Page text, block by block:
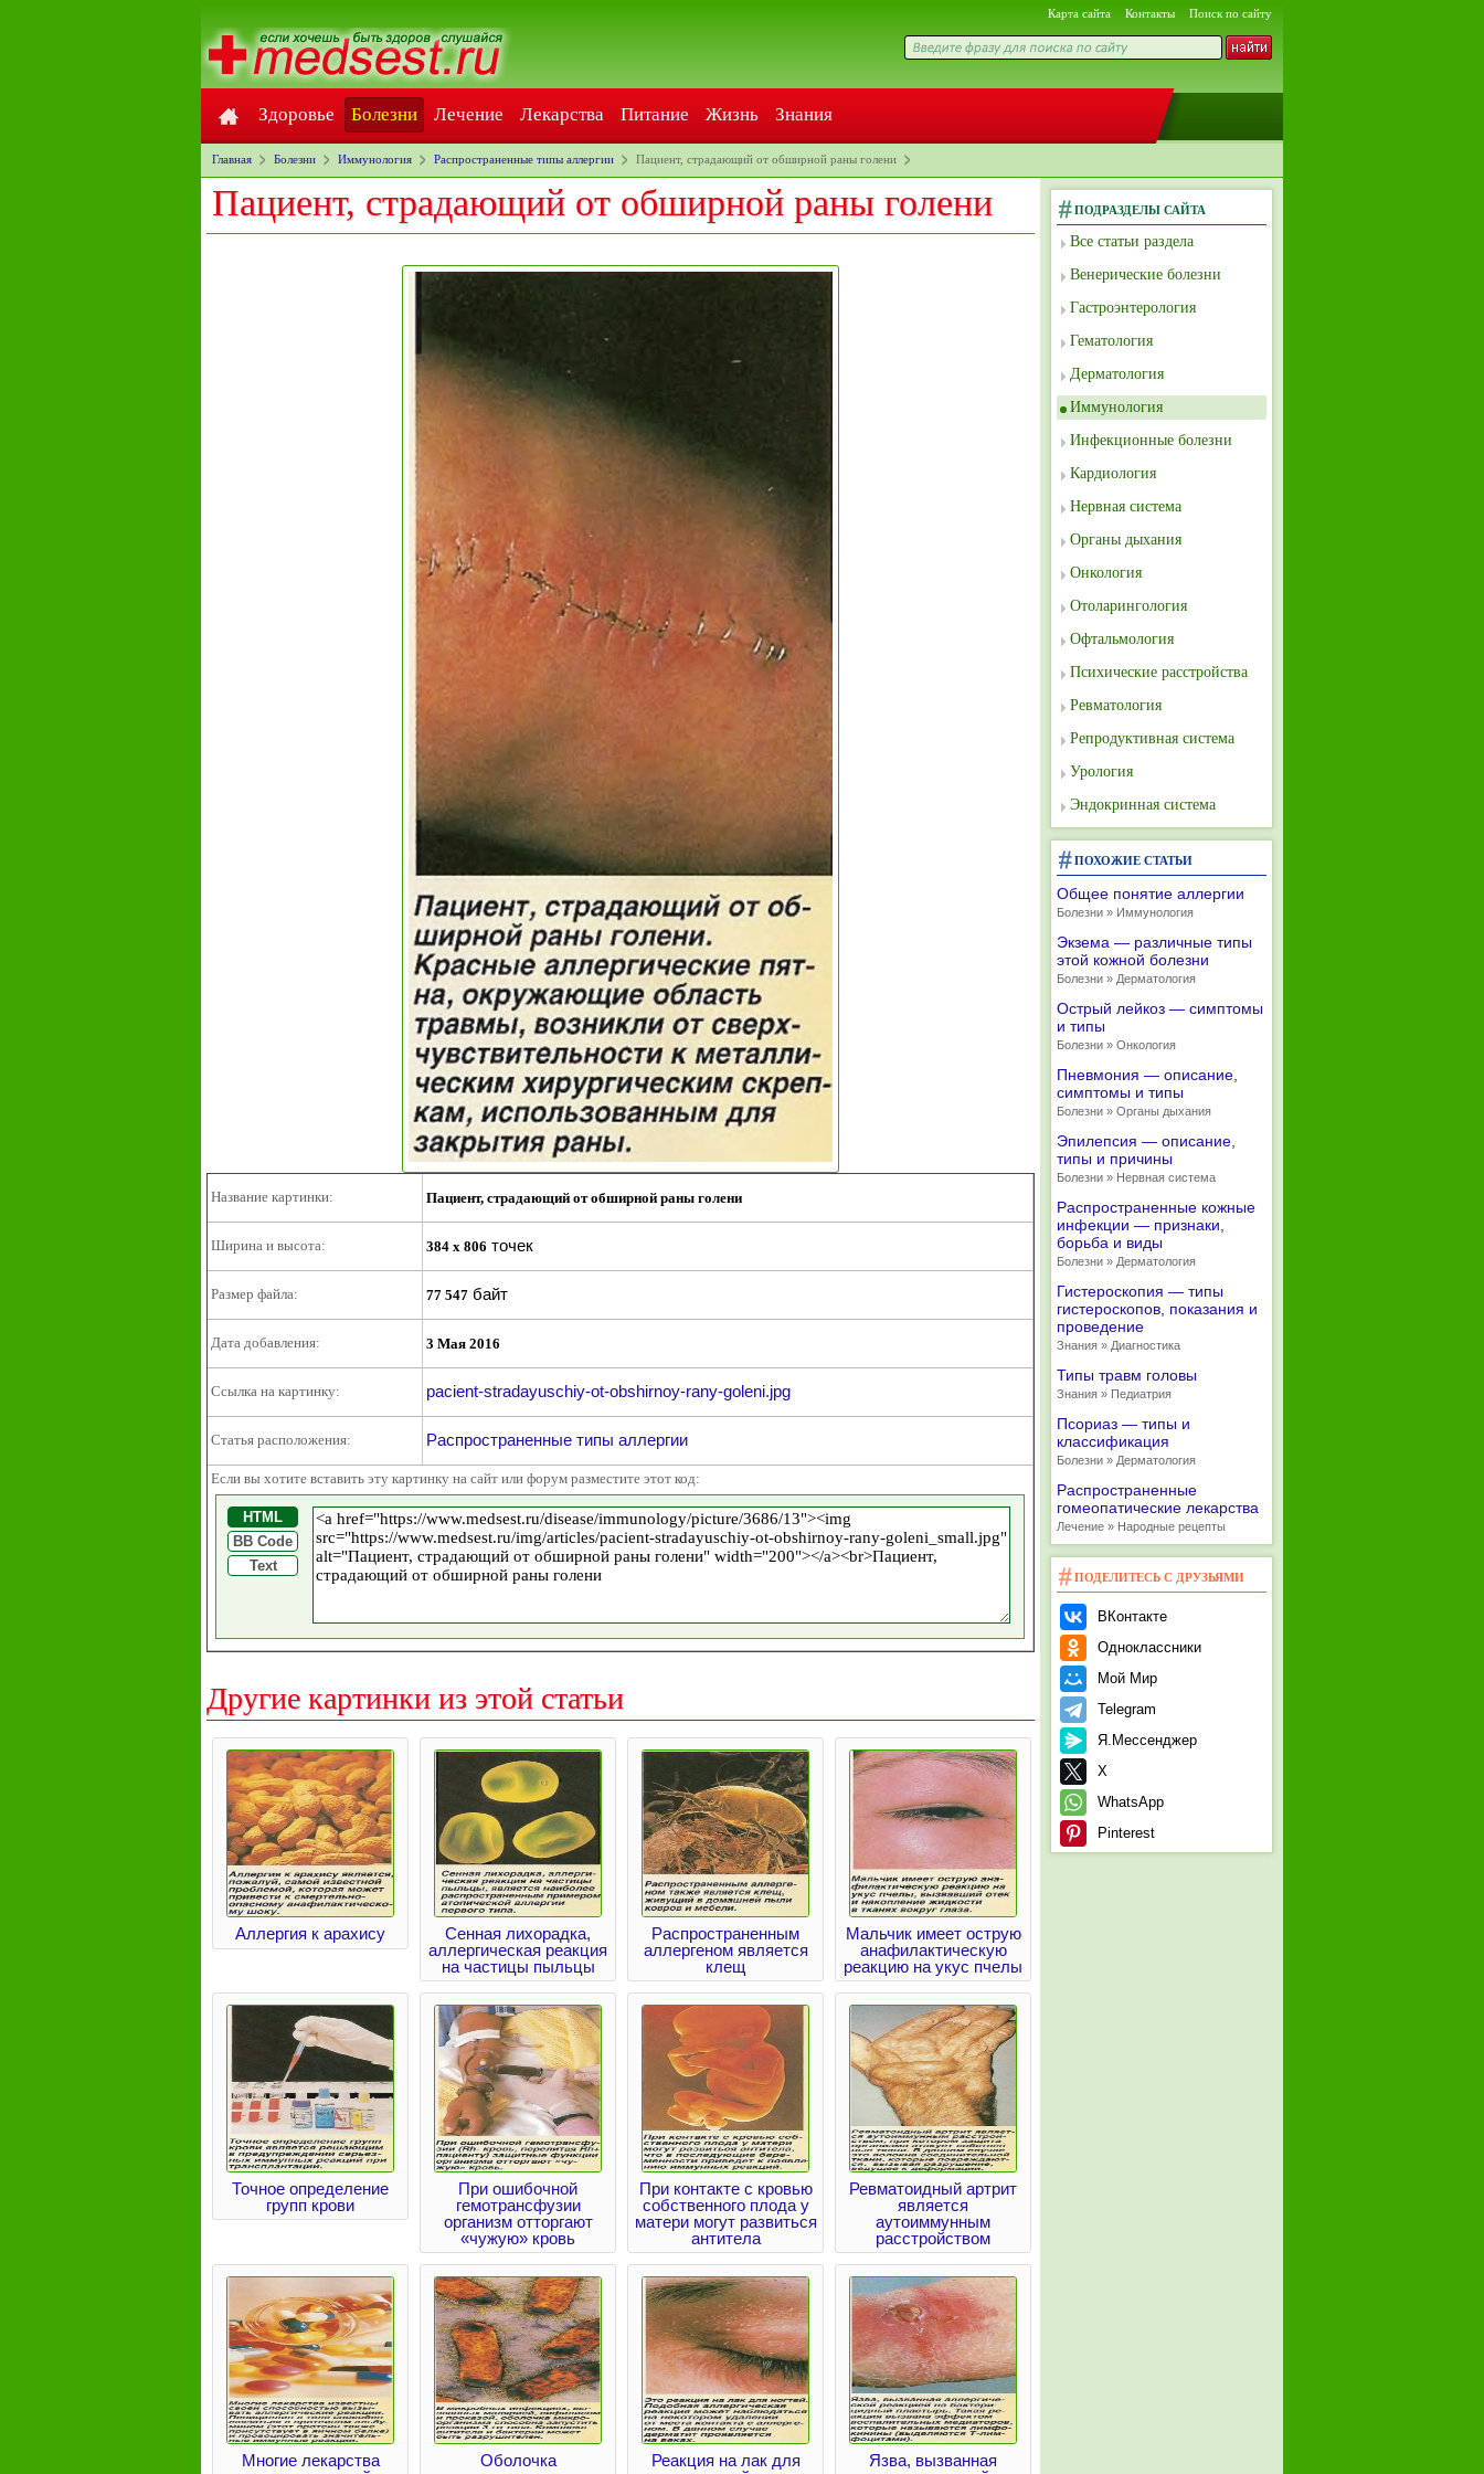
Карта сайта Контакты Поиск по сайту
Здоровье Болезни Лечение Лекарства Питание Жизнь Знания
Главная Болезни Иммунология Распространенные типы аллергии Пациент, страдающий от обширной раны голени
Пациент, страдающий от обширной раны голени
Название картинки: Пациент, страдающий от обширной раны голени
Ширина и высота: 384 x 806 точек
Размер файла: 77 547 байт
Дата добавления: 3 Мая 2016
Ссылка на картинку: pacient-stradayuschiy-ot-obshirnoy-rany-goleni.jpg
Статья расположения: Распространенные типы аллергии
Если вы хотите вставить эту картинку на сайт или форум разместите этот код:
HTML
BB Code
Text
Другие картинки из этой статьи
Аллергия к арахису
Сенная лихорадка,
аллергическая реакция
на частицы пыльцы
Распространенным
аллергеном является
клещ
Мальчик имеет острую
анафилактическую
реакцию на укус пчелы
Точное определение
групп крови
При ошибочной
гемотрансфузии
организм отторгают
«чужую» кровь
При контакте с кровью
собственного плода у
матери могут развиться
антитела
Ревматоидный артрит
является
аутоиммунным
расстройством
Многие лекарства
Оболочка
Реакция на лак для
Язва, вызванная
ПОДРАЗДЕЛЫ САЙТА
Все статьи раздела
Венерические болезни
Гастроэнтерология
Гематология
Дерматология
Иммунология
Инфекционные болезни
Кардиология
Нервная система
Органы дыхания
Онкология
Отоларингология
Офтальмология
Психические расстройства
Ревматология
Репродуктивная система
Урология
Эндокринная система
ПОХОЖИЕ СТАТЬИ
Общее понятие аллергии
Болезни » Иммунология
Экзема — различные типы
этой кожной болезни
Болезни » Дерматология
Острый лейкоз — симптомы
и типы
Болезни » Онкология
Пневмония — описание,
симптомы и типы
Болезни » Органы дыхания
Эпилепсия — описание,
типы и причины
Болезни » Нервная система
Распространенные кожные
инфекции — признаки,
борьба и виды
Болезни » Дерматология
Гистероскопия — типы
гистероскопов, показания и
проведение
Знания » Диагностика
Типы травм головы
Знания » Педиатрия
Псориаз — типы и
классификация
Болезни » Дерматология
Распространенные
гомеопатические лекарства
Лечение » Народные рецепты
ПОДЕЛИТЕСЬ С ДРУЗЬЯМИ
ВКонтакте
Одноклассники
Мой Мир
Telegram
Я.Мессенджер
X
WhatsApp
Pinterest